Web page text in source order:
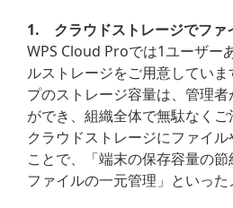
1. クラウドストレージでファ
WPS Cloud Proでは1ユーザー
ルストレージをご用意してい
プのストレージ容量は、管理
ができ、組織全体で無駄なくご
クラウドストレージにファイ
ことで、「端末の保存容量の
ファイルの一元管理」といった